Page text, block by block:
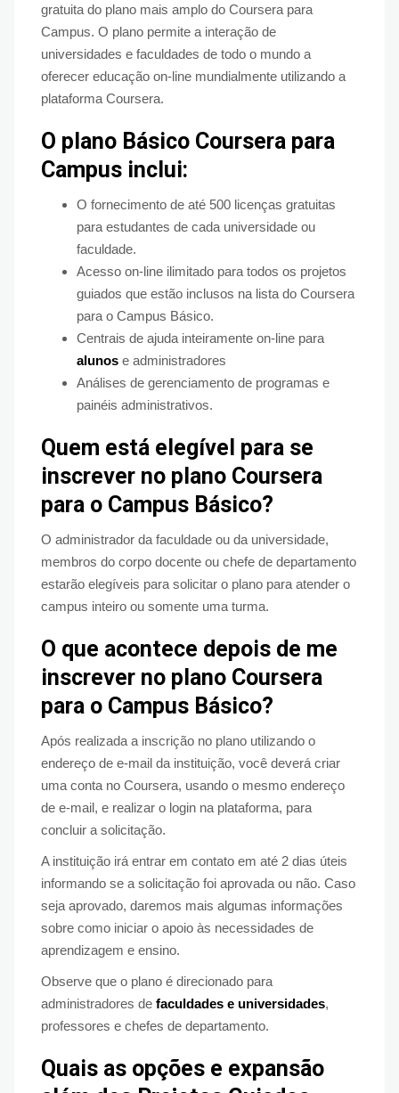
gratuita do plano mais amplo do Coursera para
Campus. O plano permite a interação de
universidades e faculdades de todo o mundo a
oferecer educação on-line mundialmente utilizando a
plataforma Coursera.
O plano Básico Coursera para
Campus inclui:
O fornecimento de até 500 licenças gratuitas
para estudantes de cada universidade ou
faculdade.
Acesso on-line ilimitado para todos os projetos
guiados que estão inclusos na lista do Coursera
para o Campus Básico.
Centrais de ajuda inteiramente on-line para
alunos e administradores
Análises de gerenciamento de programas e
painéis administrativos.
Quem está elegível para se
inscrever no plano Coursera
para o Campus Básico?
O administrador da faculdade ou da universidade,
membros do corpo docente ou chefe de departamento
estarão elegíveis para solicitar o plano para atender o
campus inteiro ou somente uma turma.
O que acontece depois de me
inscrever no plano Coursera
para o Campus Básico?
Após realizada a inscrição no plano utilizando o
endereço de e-mail da instituição, você deverá criar
uma conta no Coursera, usando o mesmo endereço
de e-mail, e realizar o login na plataforma, para
concluir a solicitação.
A instituição irá entrar em contato em até 2 dias úteis
informando se a solicitação foi aprovada ou não. Caso
seja aprovado, daremos mais algumas informações
sobre como iniciar o apoio às necessidades de
aprendizagem e ensino.
Observe que o plano é direcionado para
administradores de faculdades e universidades,
professores e chefes de departamento.
Quais as opções e expansão